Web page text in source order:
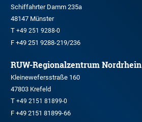
Schiffahrter Damm 235a
48147 Münster
T +49 251 9288-0
F +49 251 9288-219/236
RUW-Regionalzentrum Nordrhein
Kleinewefersstraße 160
47803 Krefeld
T +49 2151 81899-0
F +49 2151 81899-66